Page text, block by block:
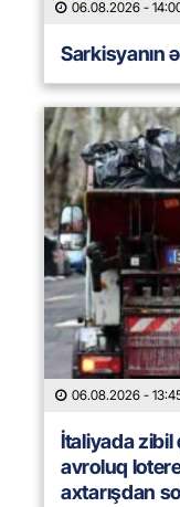
06.08.2026 -
Sarkisyanın
06.08.2026 -
İtaliyada zibil
avroluq
axtarışdan